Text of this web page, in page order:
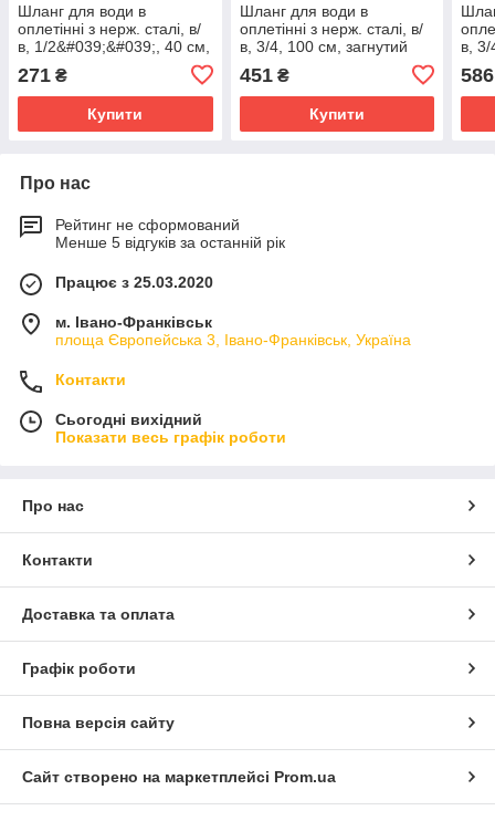
Шланг для води в
оплетінні з нерж. сталі, в/
в, 1/2&#039;&#039;, 40 см,
Invena WS-31-040
271 ₴
Купити
Шланг для води в
оплетінні з нерж. сталі, в/
в, 3/4, 100 см, загнутий
підключення пральних
451₴
Купити
в, 3/
586
Про нас
Рейтинг не сформований
Менше 5 відгуків за останній рік
Працює з 25.03.2020
м. Івано-Франківськ
площа Європейська 3, Івано-Франківськ, Україна
Контакти
Сьогодні вихідний
Показати весь графік роботи
Про нас
Контакти
Доставка та оплата
Графік роботи
Повна версія сайту
Сайт створено на маркетплейсі Prom.ua